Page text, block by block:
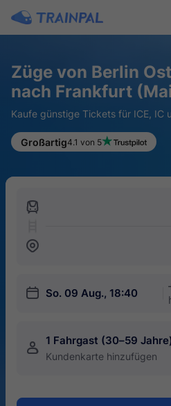
Züge von Berlin
nach Frankfurt
Kaufe günstige Tickets für ICE, IC
Großartig4.1 von 5
󱍉
󱒣
󱎗 So. 09 Aug., 18:40
󱍂 1 Fahrgast (30–59
Kundenkarte hinzufügen